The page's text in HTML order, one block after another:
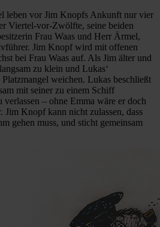
leben vor Jim Knopfs Ankunft nur vier
Viertel-vor-Zwölfte, seine beiden
Frau Waas und Herr Ärmel,
Jim Knopf wird mit offenen
bei Frau Waas auf. Als Jim älter und
zu klein und Lukas‘
weichen. Lukas beschließt
mit seiner zu einem Schiff
– ohne Emma wäre er doch
Knopf kann nicht zulassen, dass
gehen muss, und sticht gemeinsam